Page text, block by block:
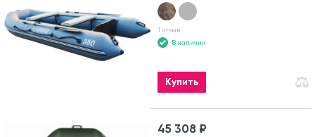
1 отзыв
В наличии
Купить
45 308 ₽